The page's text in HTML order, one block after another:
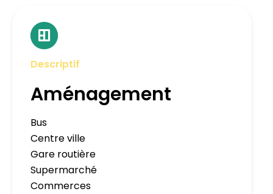
Descriptif
Aménagement
Bus
Centre ville
Gare routière
Supermarché
Commerces